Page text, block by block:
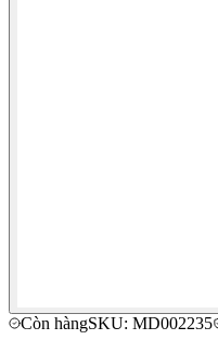
Còn hàngSKU: MD002235